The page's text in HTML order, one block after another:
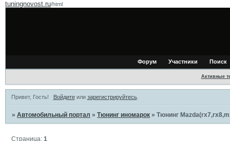
tuningnovost.ru/html
Форум Участники Поиск
Активные
Привет, Гость! Войдитеили зарегистрируйтесь.
»Автомобильный портал »Тюнинг иномарок »Тюнинг
Страница:1